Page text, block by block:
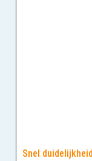
Snel